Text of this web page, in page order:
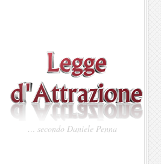
… secondo Daniele Penna